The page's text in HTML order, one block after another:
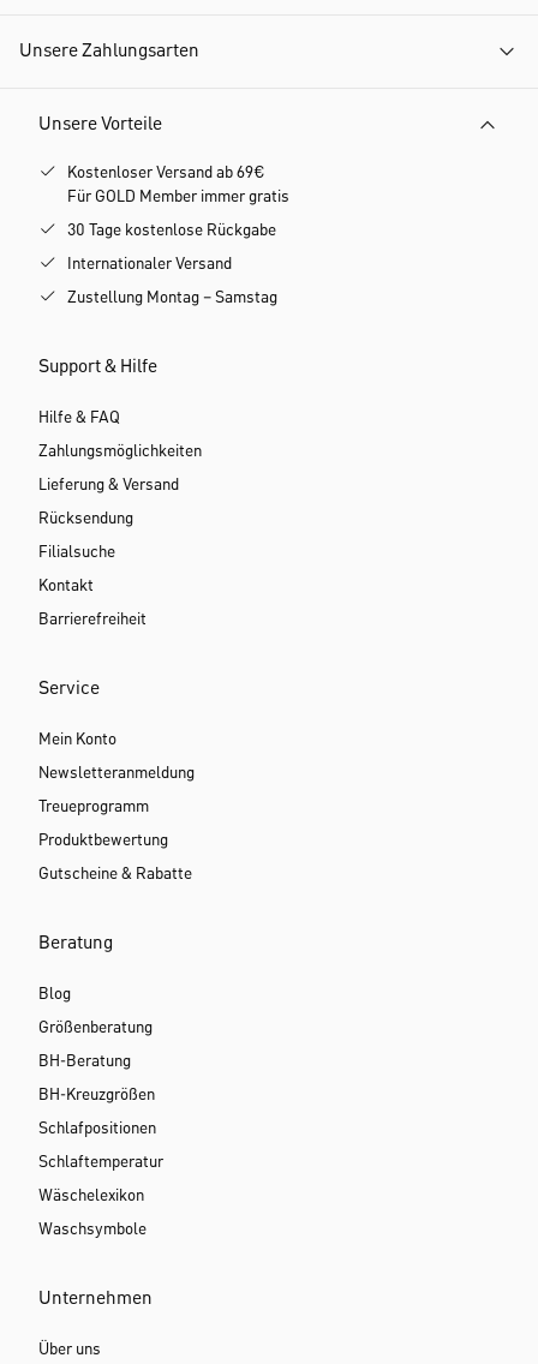
Unsere Zahlungsarten
Unsere Vorteile
Kostenloser Versand ab 69€
Für GOLD Member immer gratis
30 Tage kostenlose Rückgabe
Internationaler Versand
Zustellung Montag – Samstag
Support & Hilfe
Hilfe & FAQ
Zahlungsmöglichkeiten
Lieferung & Versand
Rücksendung
Filialsuche
Kontakt
Barrierefreiheit
Service
Mein Konto
Newsletteranmeldung
Treueprogramm
Produktbewertung
Gutscheine & Rabatte
Beratung
Blog
Größenberatung
BH-Beratung
BH-Kreuzgrößen
Schlafpositionen
Schlaftemperatur
Wäschelexikon
Waschsymbole
Unternehmen
Über uns